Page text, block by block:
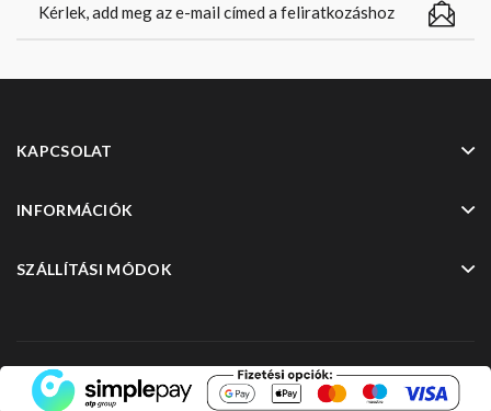
KAPCSOLAT
INFORMÁCIÓK
SZÁLLÍTÁSI MÓDOK